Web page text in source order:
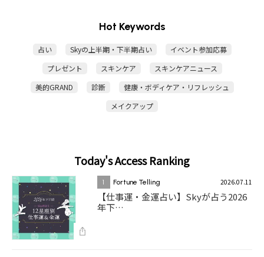
Hot Keywords
占い Skyの上半期・下半期占い
イベント参加応募
プレゼント
スキンケア
スキンケアニュース
美的GRAND
診断
健康・ボディケア・リフレッシュ
メイクアップ
Today's Access Ranking
1 Fortune Telling 2026.07.11
【仕事運・金運占い】Skyが占う2026
年下…